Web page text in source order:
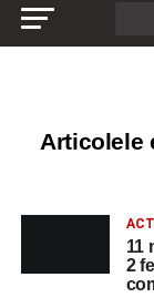
Articolele
11
2